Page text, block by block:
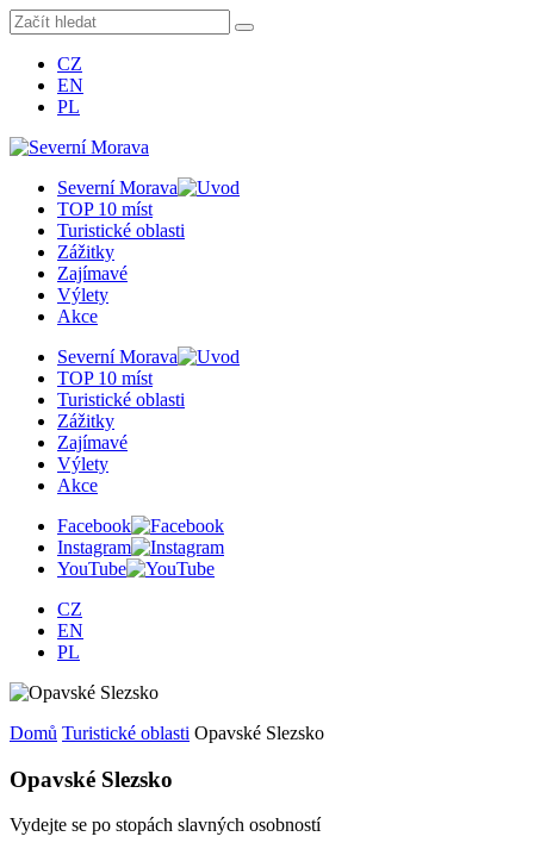
CZ
EN
PL
Severní Morava
TOP 10 míst
Turistické oblasti
Zážitky
Zajímavé
Výlety
Akce
Severní Morava
TOP 10 míst
Turistické oblasti
Zážitky
Zajímavé
Výlety
Akce
Facebook
Instagram
YouTube
CZ
EN
PL
Domů Turistické oblasti Opavské Slezsko
Opavské Slezsko
Vydejte se po stopách slavných osobností